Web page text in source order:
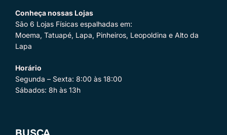
Conheça nossas Lojas
São 6 Lojas Físicas espalhadas em:
Moema, Tatuapé, Lapa, Pinheiros, Leopoldina e Alto da
Lapa
Horário
Segunda – Sexta: 8:00 às 18:00
Sábados: 8h às 13h